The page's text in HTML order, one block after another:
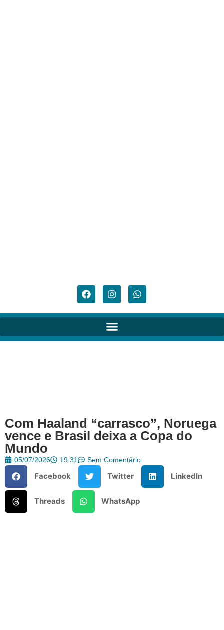
Com Haaland “carrasco”, Noruega
vence e Brasil deixa a Copa do
Mundo
05/07/2026 19:31 Sem Comentário
Facebook Twitter LinkedIn
Threads WhatsApp